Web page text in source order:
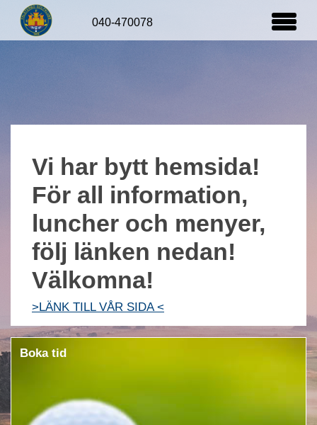
Vi har bytt hemsida!
För all information,
luncher och menyer,
följ länken nedan!
Välkomna!
>LÄNK TILL VÅR SIDA <
Boka tid